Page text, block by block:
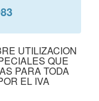
UTILIZACION
QUE
PARA TODA
EL IVA